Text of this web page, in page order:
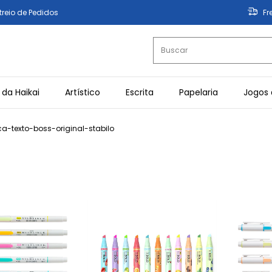
de Pedidos
Haikai Artístico Escrita Papelaria Jogos
texto-boss-original-stabilo